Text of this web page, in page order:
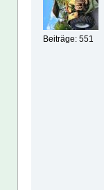
Beiträge: 551